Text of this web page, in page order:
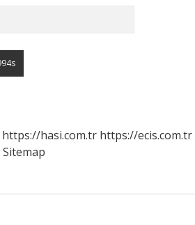
https://hasi.com.tr https://ecis.com.tr
Sitemap